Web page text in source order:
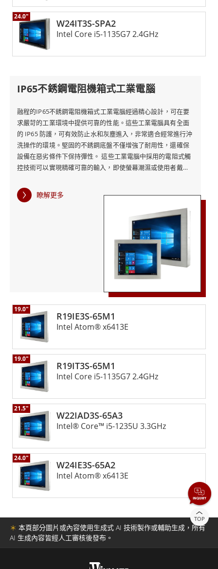
W24IT3S-SPA2
24.0"
Intel Core i5-1135G7 2.4GHz
IP65不銹鋼電阻機箱式工業電腦
融程的IP65不銹鋼電阻機箱式工業電腦經過精心設計，可在要
求嚴苛的工業環境中提供可靠的性能。這些工業電腦具有全面
的 IP65 防護，可有效防止水和灰塵進入，非常適合經常進行沖
洗操作的環境。堅固的不銹鋼底盤不僅增強了耐用性，還確保
設備在惡劣條件下保持彈性。 這些工業電腦中採用的電阻式觸
控技術可以實現精確可靠的輸入，即使螢幕潮濕或使用者戴著
染物的環境中保持操作效率至關重要。無風扇設計加上低功
耗，有助於提高工業電腦的長期可靠性和能源效率，使其成為
需要耐用性和性能的工業應用的強大解決方案。 此外，IP65不
銹鋼電阻機箱式工業電腦的時尚衛生設計不僅滿足嚴格的清潔
標準，還可以無縫整合到各種工業設定中。這些工業電腦在堅
固耐用和先進功能之間實現了平衡，確保它們能夠承受惡劣環
境的嚴酷，同時提供可靠的高性能操作。
瞭解更多
R19IE3S-65M1
19.0"
Intel Atom® x6413E
R19IT3S-65M1
19.0"
Intel Core i5-1135G7 2.4GHz
W22IAD3S-65A3
21.5"
Intel® Core™ i5-1235U 3.3GHz
W24IE3S-65A2
24.0"
Intel Atom® x6413E
TOP
＊ 本頁部分圖片或內容使用生成式 AI 技術製作或輔助生成，所有
AI 生成內容皆經人工審核後發布。